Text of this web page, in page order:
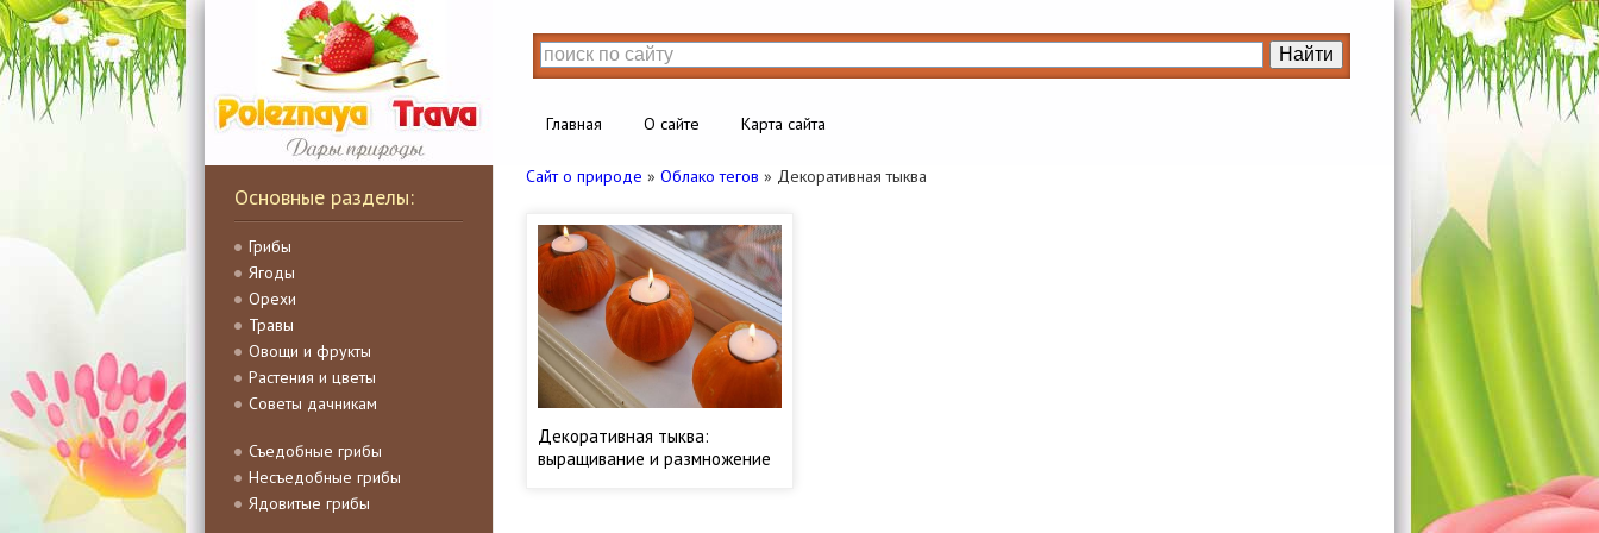
Главная О сайте Карта сайта
Основные разделы:
Грибы
Ягоды
Орехи
Травы
Овощи и фрукты
Растения и цветы
Советы дачникам
Съедобные грибы
Несъедобные грибы
Ядовитые грибы
Сайт о природе » Облако тегов » Декоративная тыква
Декоративная тыква:
выращивание и размножение